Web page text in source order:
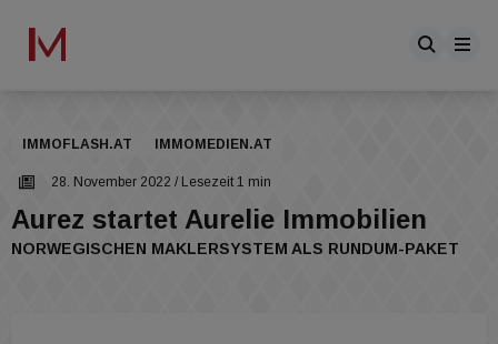
IMMOFLASH.AT IMMOMEDIEN.AT
28. November 2022 / Lesezeit 1 min
Aurez startet Aurelie Immobilien
NORWEGISCHEN MAKLERSYSTEM ALS RUNDUM-PAKET